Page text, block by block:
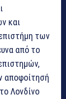
και
των
από το
αποφοίτησή
Λονδίνο